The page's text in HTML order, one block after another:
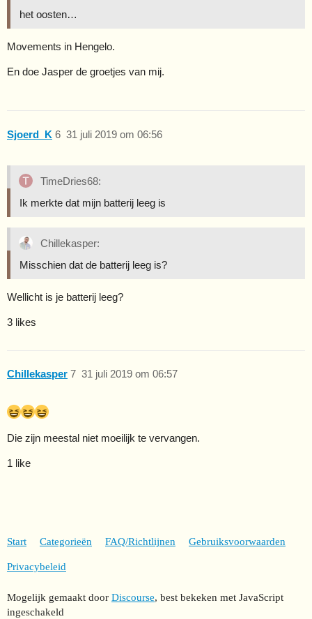
het oosten…
Movements in Hengelo.
En doe Jasper de groetjes van mij.
Sjoerd_K 31 juli 2019 om 06:56
6
TimeDries68:
Ik merkte dat mijn batterij leeg is
Chillekasper:
Misschien dat de batterij leeg is?
Wellicht is je batterij leeg?
3 likes
Chillekasper 31 juli 2019 om 06:57
7
Die zijn meestal niet moeilijk te vervangen.
1 like
Start Categorieën FAQ/Richtlijnen Gebruiksvoorwaarden
Privacybeleid
Mogelijk gemaakt door Discourse, best bekeken met JavaScript
ingeschakeld